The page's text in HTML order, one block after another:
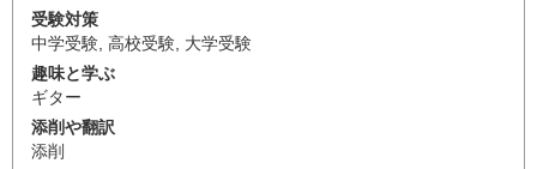
受験対策
中学受験 高校受験 大学受験
趣味と学ぶ
ギター
添削や翻訳
添削